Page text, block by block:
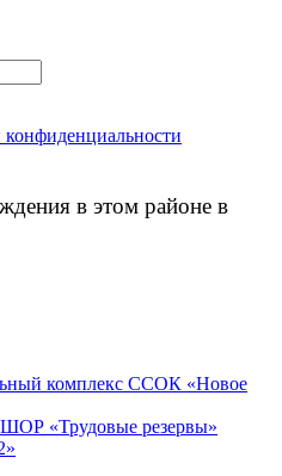
конфиденциальности
в этом районе в
комплекс ССОК «Новое
«Трудовые резервы»